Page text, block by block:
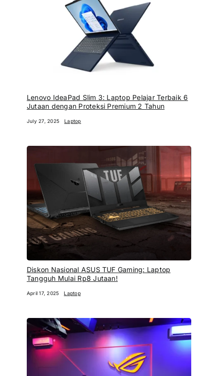
Lenovo IdeaPad Slim 3: Laptop Pelajar Terbaik 6
Jutaan dengan Proteksi Premium 2 Tahun
July 27, 2025 Laptop
Diskon Nasional ASUS TUF Gaming: Laptop
Tangguh Mulai Rp8 Jutaan!
April 17, 2025 Laptop